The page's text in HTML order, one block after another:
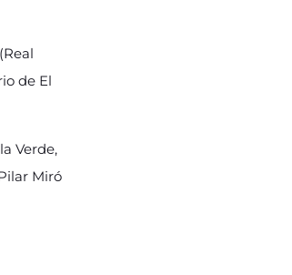
de El
Verde,
Miró